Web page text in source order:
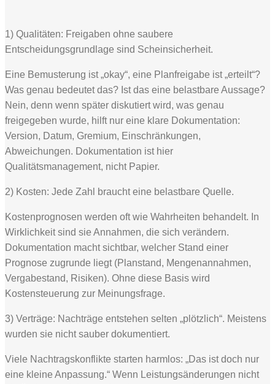
1) Qualitäten: Freigaben ohne saubere
Entscheidungsgrundlage sind Scheinsicherheit.
Eine Bemusterung ist „okay“, eine Planfreigabe ist „erteilt“?
Was genau bedeutet das? Ist das eine belastbare Aussage?
Nein, denn wenn später diskutiert wird, was genau
freigegeben wurde, hilft nur eine klare Dokumentation:
Version, Datum, Gremium, Einschränkungen,
Abweichungen. Dokumentation ist hier
Qualitätsmanagement, nicht Papier.
2) Kosten: Jede Zahl braucht eine belastbare Quelle.
Kostenprognosen werden oft wie Wahrheiten behandelt. In
Wirklichkeit sind sie Annahmen, die sich verändern.
Dokumentation macht sichtbar, welcher Stand einer
Prognose zugrunde liegt (Planstand, Mengenannahmen,
Vergabestand, Risiken). Ohne diese Basis wird
Kostensteuerung zur Meinungsfrage.
3) Verträge: Nachträge entstehen selten „plötzlich“. Meistens
wurden sie nicht sauber dokumentiert.
Viele Nachtragskonflikte starten harmlos: „Das ist doch nur
eine kleine Anpassung.“ Wenn Leistungsänderungen nicht